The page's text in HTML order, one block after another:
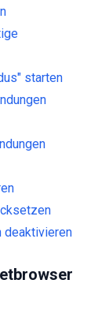
starten
deaktivieren